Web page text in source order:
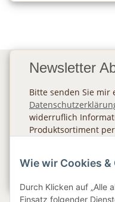
Newsletter
Bitte senden Sie
widerruflich
Produktsortiment
Wie wir Cookies &
Durch Klicken auf „Alle
Einsatz folgender